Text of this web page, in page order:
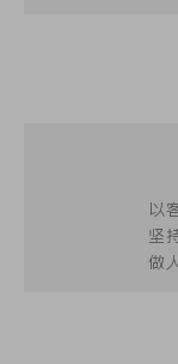
以
坚
做